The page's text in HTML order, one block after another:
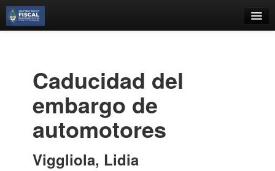
Estantes Virtuales
Contacto
Caducidad del
embargo de
automotores
Viggliola, Lidia